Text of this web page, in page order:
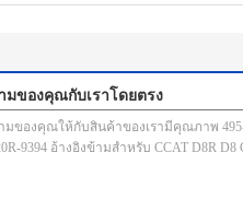
มของคุณกับเราโดยตรง